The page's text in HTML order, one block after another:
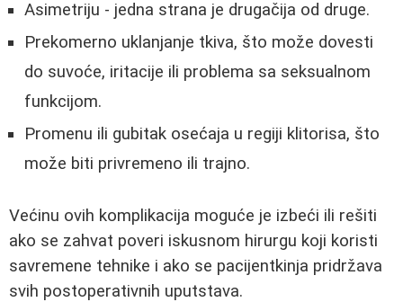
Asimetriju - jedna strana je drugačija od druge.
Prekomerno uklanjanje tkiva, što može dovesti
do suvoće, iritacije ili problema sa seksualnom
funkcijom.
Promenu ili gubitak osećaja u regiji klitorisa, što
može biti privremeno ili trajno.
Većinu ovih komplikacija moguće je izbeći ili rešiti
ako se zahvat poveri iskusnom hirurgu koji koristi
savremene tehnike i ako se pacijentkinja pridržava
svih postoperativnih uputstava.